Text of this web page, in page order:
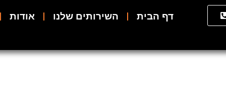
דף הבית השירותים שלנו אודות